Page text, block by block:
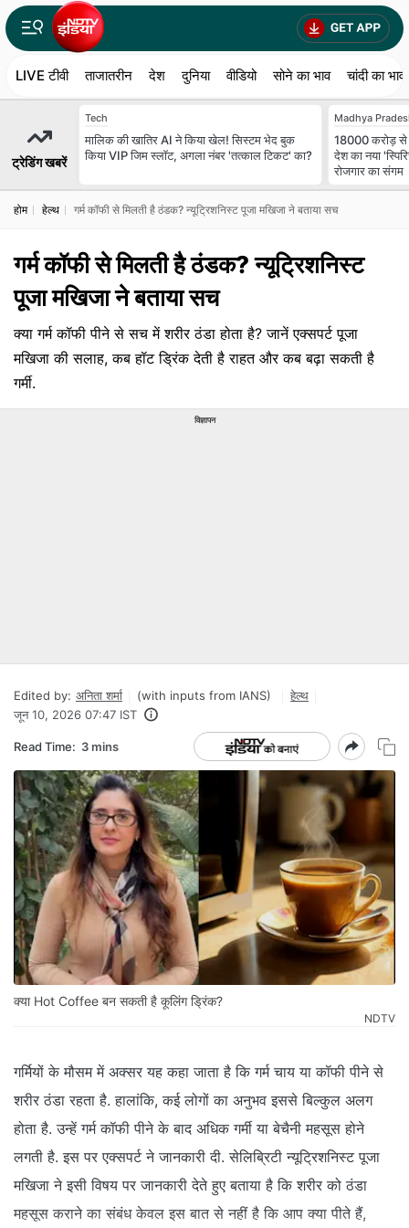
LIVE टीवी ताजातरीन देश दुनिया वीडियो सोने का भाव चांदी का भाव
ट्रेडिंग खबरें
Tech
मालिक की खातिर AI ने किया खेल! सिस्टम भेद बुक
किया VIP जिम स्लॉट, अगला नंबर 'तत्काल टिकट' का?
Madhya
18000 करोड़ से
देश का नया
रोजगार का संगम
होम हेल्थ गर्म कॉफी से मिलती है ठंडक? न्यूट्रिशनिस्ट पूजा मखिजा ने बताया सच
गर्म कॉफी से मिलती है ठंडक? न्यूट्रिशनिस्ट
पूजा मखिजा ने बताया सच
क्या गर्म कॉफी पीने से सच में शरीर ठंडा होता है? जानें एक्सपर्ट पूजा
मखिजा की सलाह, कब हॉट ड्रिंक देती है राहत और कब बढ़ा सकती है
गर्मी.
विज्ञापन
Edited by: अनिता शर्मा (with inputs from IANS)
हेल्थ
जून 10, 2026 07:47 IST
Read Time: 3 mins
क्या Hot Coffee बन सकती है कूलिंग ड्रिंक?
NDTV
गर्मियों के मौसम में अक्सर यह कहा जाता है कि गर्म चाय या कॉफी पीने से
शरीर ठंडा रहता है. हालांकि, कई लोगों का अनुभव इससे बिल्कुल अलग
होता है. उन्हें गर्म कॉफी पीने के बाद अधिक गर्मी या बेचैनी महसूस होने
लगती है. इस पर एक्सपर्ट ने जानकारी दी. सेलिब्रिटी न्यूट्रिशनिस्ट पूजा
मखिजा ने इसी विषय पर जानकारी देते हुए बताया है कि शरीर को ठंडा
महसूस कराने का संबंध केवल इस बात से नहीं है कि आप क्या पीते हैं,